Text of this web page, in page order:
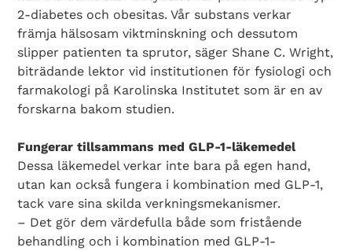
2-diabetes och obesitas. Vår substans verkar
främja hälsosam viktminskning och dessutom
slipper patienten ta sprutor, säger Shane C. Wright,
biträdande lektor vid institutionen för fysiologi och
farmakologi på Karolinska Institutet som är en av
forskarna bakom studien.
Fungerar tillsammans med GLP-1-läkemedel
Dessa läkemedel verkar inte bara på egen hand,
utan kan också fungera i kombination med GLP-1,
tack vare sina skilda verkningsmekanismer.
– Det gör dem värdefulla både som fristående
behandling och i kombination med GLP-1-